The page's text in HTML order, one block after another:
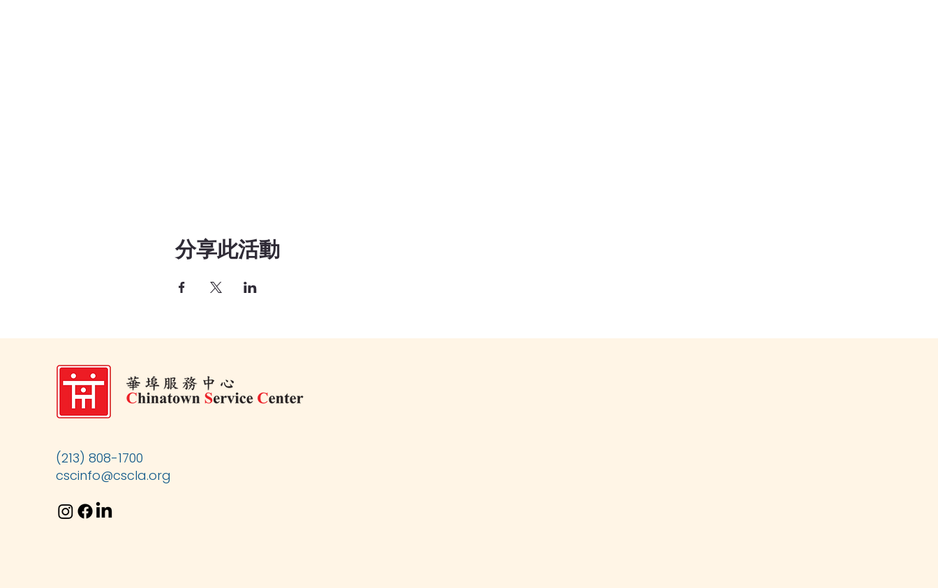
分享此活動
(213) 808-1700
cscinfo@cscla.org